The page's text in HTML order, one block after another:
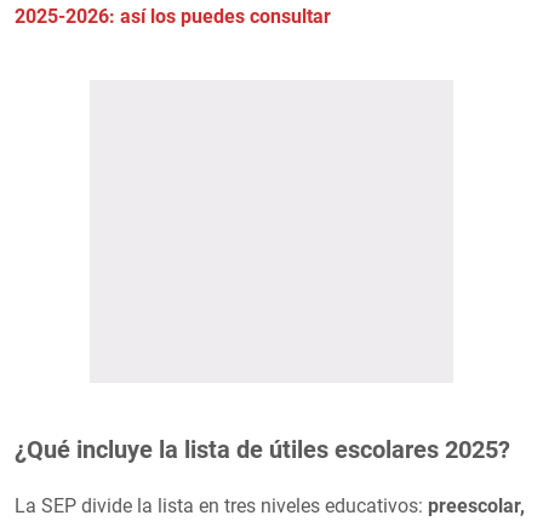
2025-2026: así los puedes consultar
¿Qué incluye la lista de útiles escolares 2025?
La SEP divide la lista en tres niveles educativos: preescolar,